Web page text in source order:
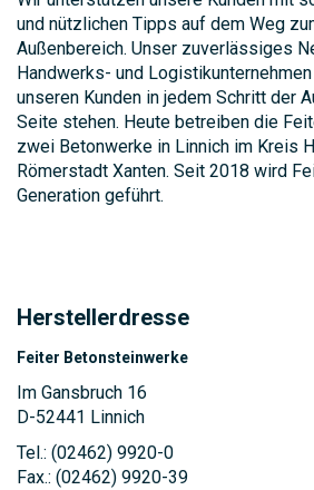
und nützlichen Tipps auf dem Weg
Außenbereich. Unser zuverlässiges
Handwerks- und
unseren Kunden in jedem Schritt der
Seite stehen. Heute betreiben die
zwei Betonwerke in Linnich im Kreis
Römerstadt Xanten. Seit 2018 wird
Generation geführt.
Herstellerdresse
Feiter Betonsteinwerke
Im Gansbruch 16
D-52441 Linnich
Tel.: (02462) 9920-0
Fax.: (02462) 9920-39